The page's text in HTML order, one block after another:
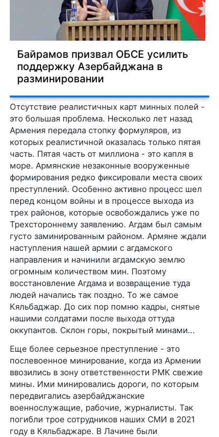
Байрамов призвал ОБСЕ усилить
поддержку Азербайджана в
разминировании
Отсутствие реалистичных карт минных полей -
это большая проблема. Несколько лет назад
Армения передала стопку формуляров, из
которых реалистичной оказалась только пятая
часть. Пятая часть от миллиона - это капля в
море. Армянские незаконные вооруженные
формирования редко фиксировали места своих
преступлений. Особенно активно процесс шел
перед концом войны и в процессе выхода из
трех районов, которые освобождались уже по
Трехстороннему заявлению. Агдам был самым
густо заминированным районом. Армяне ждали
наступления нашей армии с агдамского
направления и начинили агдамскую землю
огромным количеством мин. Поэтому
восстановление Агдама и возвращение туда
людей начались так поздно. То же самое
Кяльбаджар. До сих пор помню кадры, снятые
нашими солдатами после выхода оттуда
оккупантов. Склон горы, покрытый минами...
Еще более серьезное преступление - это
послевоенное минирование, когда из Армении
ввозились в зону ответственности РМК свежие
мины. Ими минировались дороги, по которым
передвигались азербайджанские
военнослужащие, рабочие, журналисты. Так
погибли трое сотрудников наших СМИ в 2021
году в Кяльбаджаре. В Лачине были